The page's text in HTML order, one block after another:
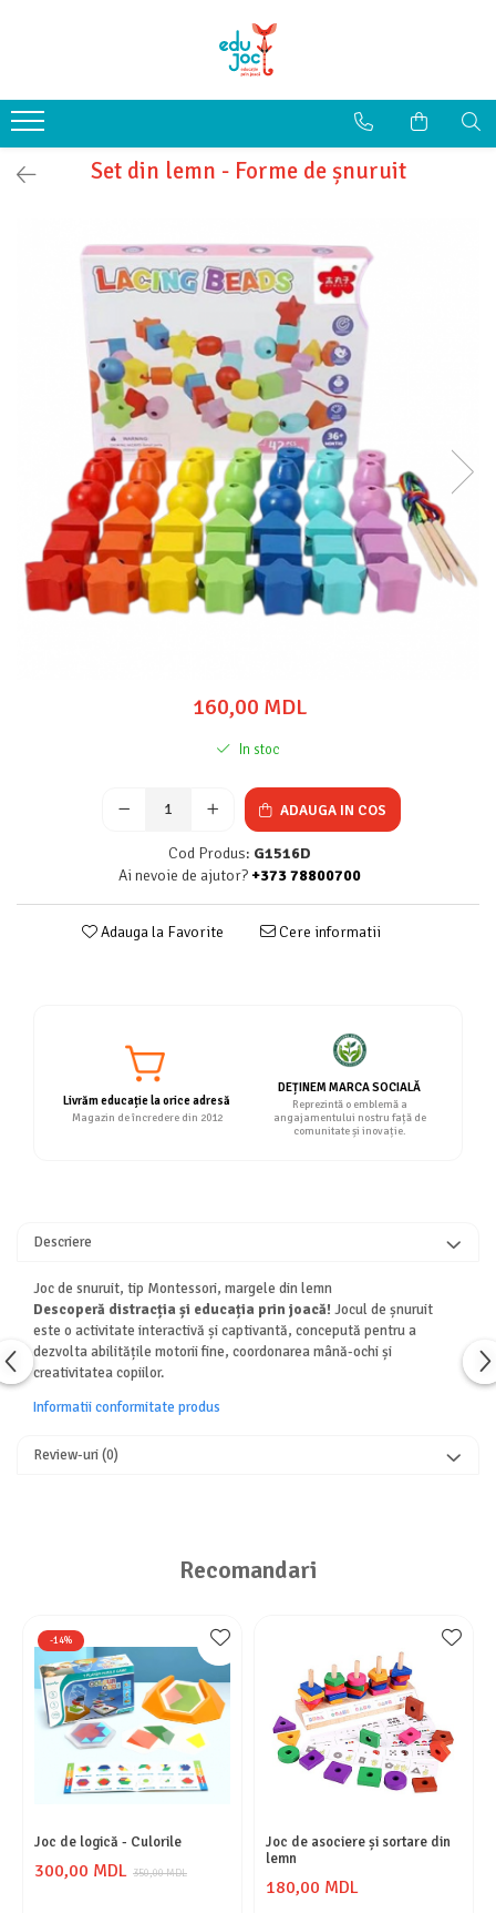
1-2 ani
3-4 ani
5-7 ani
Set din lemn - Forme de șnuruit
160,00 MDL
In stoc
ADAUGA IN COS
Cod Produs: G1516D
Ai nevoie de ajutor?+373 78800700
Adauga la Favorite Cere informatii
Livrăm educație la orice adresă
Magazin de încredere din 2012
DEȚINEM MARCA SOCIALĂ
Reprezintă o emblemă a
angajamentului nostru față de
comunitate și inovație.
Descriere
Joc de snuruit, tip Montessori, margele din lemn
Descoperă distracția și educația prin joacă! Jocul de șnuruit
este o activitate interactivă și captivantă, concepută pentru a
dezvolta abilitățile motorii fine, coordonarea mână-ochi și
creativitatea copiilor.
Informatii conformitate produs
Review-uri(0)
Recomandari
-14%
Joc de logică - Culorile
350,00 MDL
300,00 MDL
Joc de asociere și sortare din
lemn
180,00 MDL